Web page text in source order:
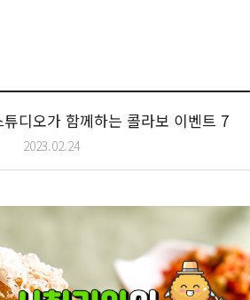
디오가 함께하는 콜라보 이벤트 7
2023.02.24